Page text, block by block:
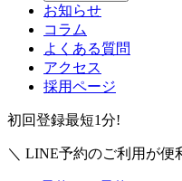
お知らせ
コラム
よくある質問
アクセス
採用ページ
初回登録最短1分!
＼ LINE予約のご利用が便